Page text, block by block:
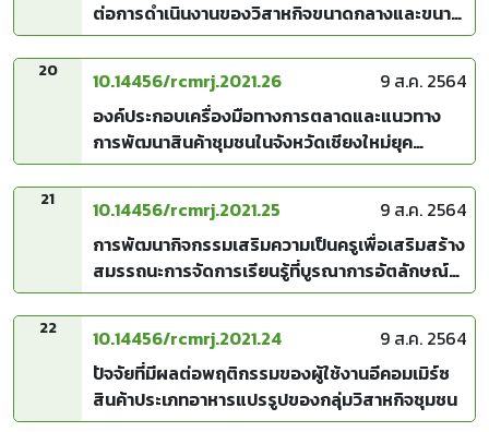
ต่อการดำเนินงานของวิสาหกิจขนาดกลางและขนาด
ย่อมในประเทศไทย
20 10.14456/rcmrj.2021.26
9 ส.ค. 2564
องค์ประกอบเครื่องมือทางการตลาดและแนวทาง
การพัฒนาสินค้าชุมชนในจังหวัดเชียงใหม่ยุค
ประชาคมเศรษฐกิจอาเซียน
21 10.14456/rcmrj.2021.25
9 ส.ค. 2564
การพัฒนากิจกรรมเสริมความเป็นครูเพื่อเสริมสร้าง
สมรรถนะการจัดการเรียนรู้ที่บูรณาการอัตลักษณ์
เชิงพื้นที่: กรณีศึกษาบ้านแม่ป๊อกบน อำเภอดอยเต่า
จังหวัดเชียงใหม่
22 10.14456/rcmrj.2021.24
9 ส.ค. 2564
ปัจจัยที่มีผลต่อพฤติกรรมของผู้ใช้งานอีคอมเมิร์ซ
สินค้าประเภทอาหารแปรรูปของกลุ่มวิสาหกิจชุมชน